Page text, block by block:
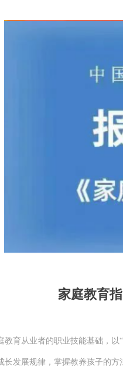
家庭教育
教育从业者的职业技能基础，
长发展规律，掌握教养孩子的